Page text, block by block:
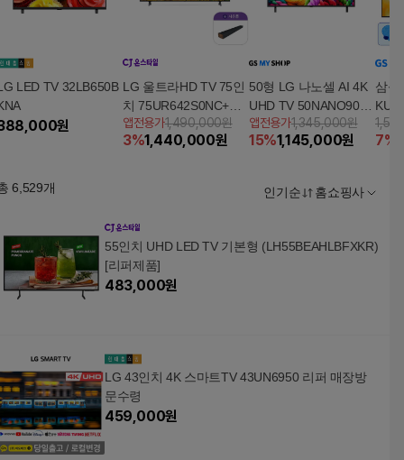
LED TV 32LB650B
원
LG 울트라HD TV 75인
치 75UR642S0NC+사
운드바
앱전용가1,490,000원
3%1,440,000원
50형 LG 나노셀 AI 4K
UHD TV 50NANO90A
KA
앱전용가1,345,000원
15%1,145,000원
삼성
7%
6,529개 인기순 홈쇼핑사
55인치 UHD LED TV 기본형 (LH55BEAHLBFXKR)
[리퍼제품]
483,000원
LG 43인치 4K 스마트TV 43UN6950 리퍼 매장방
문수령
459,000원